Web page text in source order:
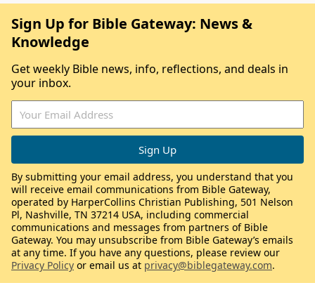
Sign Up for Bible Gateway: News &
Knowledge
Get weekly Bible news, info, reflections, and deals in
your inbox.
By submitting your email address, you understand that you
will receive email communications from Bible Gateway,
operated by HarperCollins Christian Publishing, 501 Nelson
Pl, Nashville, TN 37214 USA, including commercial
communications and messages from partners of Bible
Gateway. You may unsubscribe from Bible Gateway’s emails
at any time. If you have any questions, please review our
Privacy Policy or email us at privacy@biblegateway.com.